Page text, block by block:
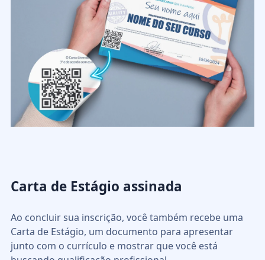
Carta de Estágio assinada
Ao concluir sua inscrição, você também recebe uma
Carta de Estágio, um documento para apresentar
junto com o currículo e mostrar que você está